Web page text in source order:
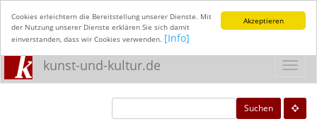
Akzeptieren
Cookies erleichtern die Bereitstellung unserer Dienste. Mit
der Nutzung unserer Dienste erklären Sie sich damit
einverstanden, dass wir Cookies verwenden. [Info]
kunst-und-kultur.de
Suchen